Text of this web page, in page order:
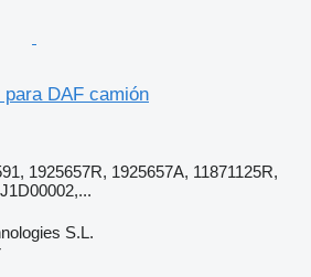
DAF camión
1925657R, 1925657A, 11871125R,
S.L.